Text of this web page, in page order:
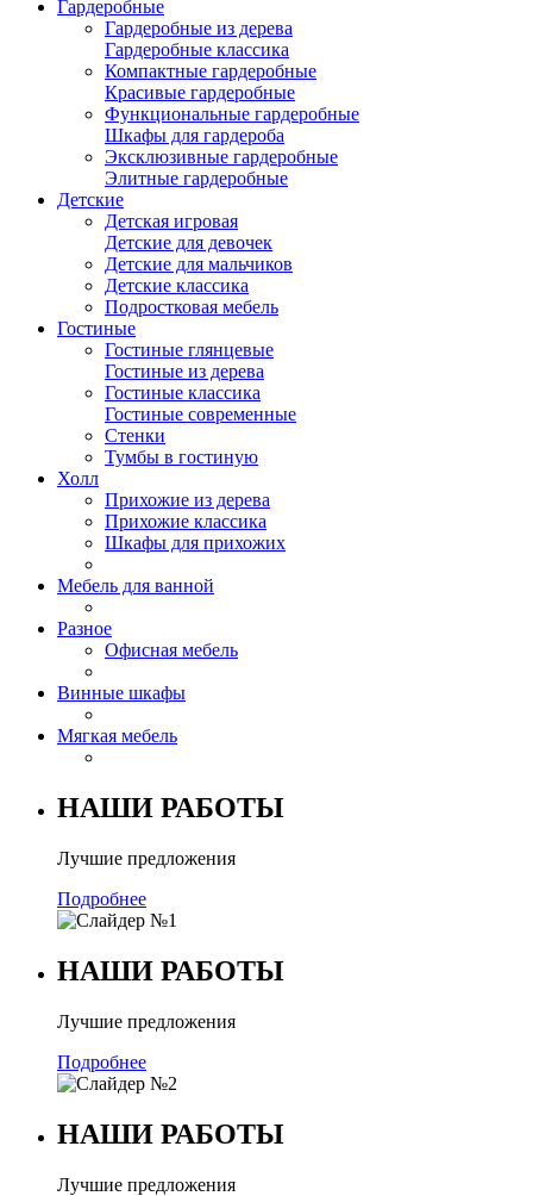
Гардеробные
Гардеробные из дерева
Гардеробные классика
Компактные гардеробные
Красивые гардеробные
Функциональные гардеробные
Шкафы для гардероба
Эксклюзивные гардеробные
Элитные гардеробные
Детские
Детская игровая
Детские для девочек
Детские для мальчиков
Детские классика
Подростковая мебель
Гостиные
Гостиные глянцевые
Гостиные из дерева
Гостиные классика
Гостиные современные
Стенки
Тумбы в гостиную
Холл
Прихожие из дерева
Прихожие классика
Шкафы для прихожих
Мебель для ванной
Разное
Офисная мебель
Винные шкафы
Мягкая мебель
НАШИ РАБОТЫ
Лучшие предложения
Подробнее
НАШИ РАБОТЫ
Лучшие предложения
Подробнее
НАШИ РАБОТЫ
Лучшие предложения